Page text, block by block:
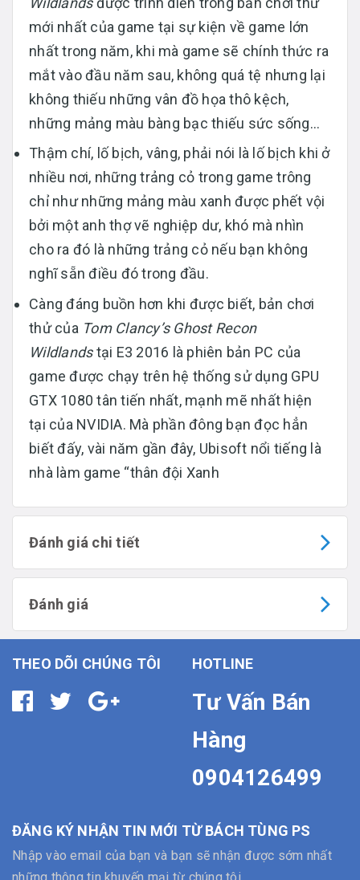
mới nhất của game tại sự kiện về game lớn
nhất trong năm, khi mà game sẽ chính thức ra
mắt vào đầu năm sau, không quá tệ nhưng lại
không thiếu những vân đồ họa thô kệch,
những mảng màu bàng bạc thiếu sức sống…
Thậm chí, lố bịch, vâng, phải nói là lố bịch khi ở
nhiều nơi, những trảng cỏ trong game trông
chỉ như những mảng màu xanh được phết vội
bởi một anh thợ vẽ nghiệp dư, khó mà nhìn
cho ra đó là những trảng cỏ nếu bạn không
nghĩ sẵn điều đó trong đầu.
Càng đáng buồn hơn khi được biết, bản chơi
thử của Tom Clancy’s Ghost Recon
Wildlandstại E3 2016 là phiên bản PC của
game được chạy trên hệ thống sử dụng GPU
GTX 1080 tân tiến nhất, mạnh mẽ nhất hiện
tại của NVIDIA. Mà phần đông bạn đọc hẳn
biết đấy, vài năm gần đây, Ubisoft nổi tiếng là
nhà làm game “thân đội Xanh
Đánh giá chi tiết
Đánh giá
THEO DÕI CHÚNG TÔI HOTLINE
Tư Vấn Bán
Hàng
0904126499
ĐĂNG KÝ NHẬN TIN MỚI TỪ BÁCH TÙNG PS
Nhập vào email của bạn và bạn sẽ nhận được sớm nhất